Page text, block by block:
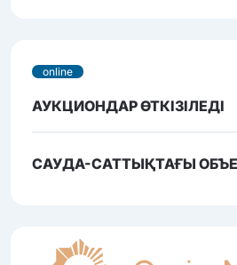
online
АУКЦИОНДАР ӨТКІЗІЛЕДІ
САУДА-САТТЫҚТАҒЫ